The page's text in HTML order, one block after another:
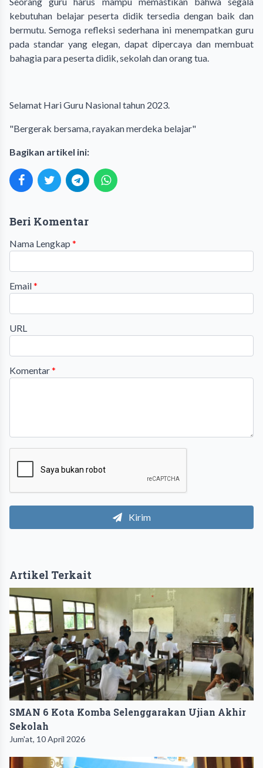
kebutuhan belajar peserta didik tersedia dengan baik dan
bermutu. Semoga refleksi sederhana ini menempatkan guru
pada standar yang elegan, dapat dipercaya dan membuat
bahagia para peserta didik, sekolah dan orang tua.
Selamat Hari Guru Nasional tahun 2023.
"Bergerak bersama, rayakan merdeka belajar"
Bagikan artikel ini:
Beri Komentar
Nama Lengkap *
Email*
URL
Komentar*
Kirim
Artikel Terkait
SMAN 6 Kota Komba Selenggarakan Ujian Akhir
Sekolah
Jum'at, 10 April 2026